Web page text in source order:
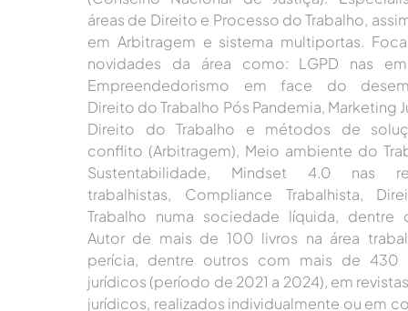
áreas de Direito e Processo do Trabalho,
em Arbitragem e sistema multiportas.
novidades da área como: LGPD nas
Empreendedorismo em face do
Direito do Trabalho Pós Pandemia, Marketing
Direito do Trabalho e métodos de
conflito (Arbitragem), Meio ambiente do
Sustentabilidade, Mindset 4.0 nas
trabalhistas, Compliance Trabalhista,
Trabalho numa sociedade líquida, dentre
Autor de mais de 100 livros na área
perícia, dentre outros com mais de 430
jurídicos (período de 2021 a 2024), em
jurídicos, realizados individualmente ou em